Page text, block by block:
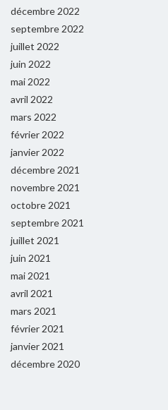
décembre 2022
septembre 2022
juillet 2022
juin 2022
mai 2022
avril 2022
mars 2022
février 2022
janvier 2022
décembre 2021
novembre 2021
octobre 2021
septembre 2021
juillet 2021
juin 2021
mai 2021
avril 2021
mars 2021
février 2021
janvier 2021
décembre 2020